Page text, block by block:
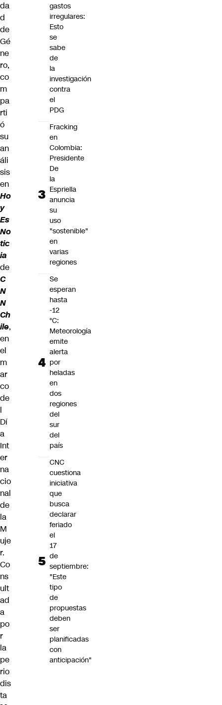
da
d
de
Gé
ne
ro,
co
m
pa
rti
ó
su
an
áli
sis
en
Ho
y
Es
No
tic
ia
de
C
N
N
Ch
ile,
en
el
m
ar
co
de
l
Dí
a
Int
er
na
cio
nal
de
la
M
uje
r.
Co
ns
ult
ad
a
po
r
la
pe
rio
dis
ta
gastos
irregulares:
Esto
se
sabe
de
la
investigación
contra
el
PDG
Fracking
en
Colombia:
Presidente
De
la
Espriella
anuncia
su
uso
"sostenible"
en
varias
regiones
Se
esperan
hasta
-12
°C:
Meteorología
emite
alerta
por
heladas
en
dos
regiones
del
sur
del
país
CNC
cuestiona
iniciativa
que
busca
declarar
feriado
el
17
de
septiembre:
"Este
tipo
de
propuestas
deben
ser
planificadas
con
anticipación"